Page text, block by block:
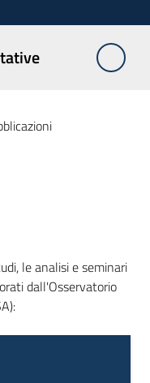
le analisi e seminari
dall'Osservatorio